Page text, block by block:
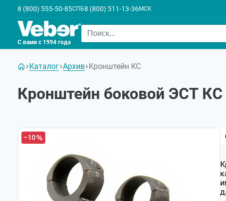
8 (800) 555-50-85СПБ8 (800) 511-13-36МСК
С вами с 1994 года
Каталог Архив Кронштейн КС
Кронштейн боковой ЭСТ КС
–10